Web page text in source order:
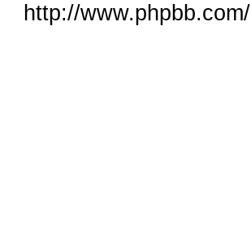
http://www.phpbb.com/